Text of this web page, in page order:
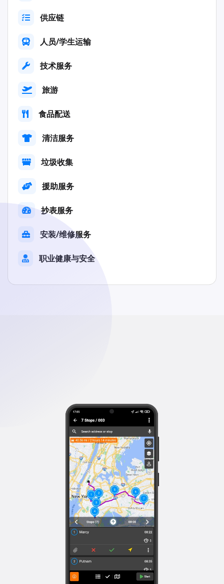
供应链
人员/学生运输
技术服务
旅游
食品配送
清洁服务
垃圾收集
援助服务
抄表服务
安装/维修服务
职业健康与安全